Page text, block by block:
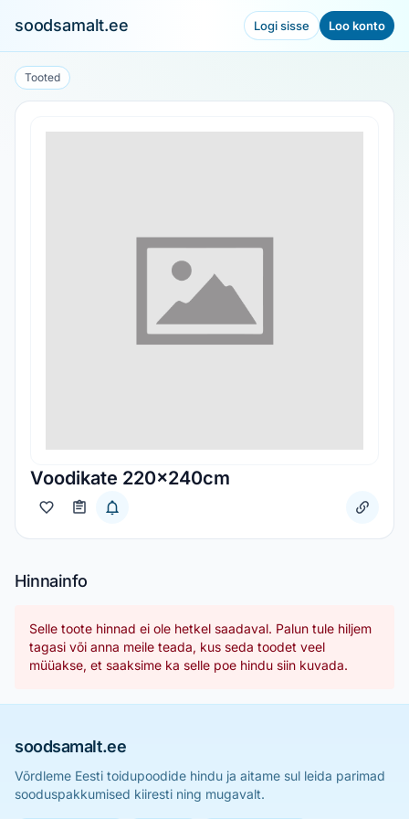
soodsamalt.ee Logi sisse Loo konto
Tooted
Voodikate 220x240cm
Hinnainfo
Selle toote hinnad ei ole hetkel saadaval. Palun tule hiljem
tagasi või anna meile teada, kus seda toodet veel
müüakse, et saaksime ka selle poe hindu siin kuvada.
soodsamalt.ee
Võrdleme Eesti toidupoodide hindu ja aitame sul leida parimad
sooduspakkumised kiiresti ning mugavalt.